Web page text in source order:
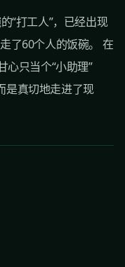
“打工人”，已经出现
了60个人的饭碗。 在
心只当个“小助理”
是真切地走进了现